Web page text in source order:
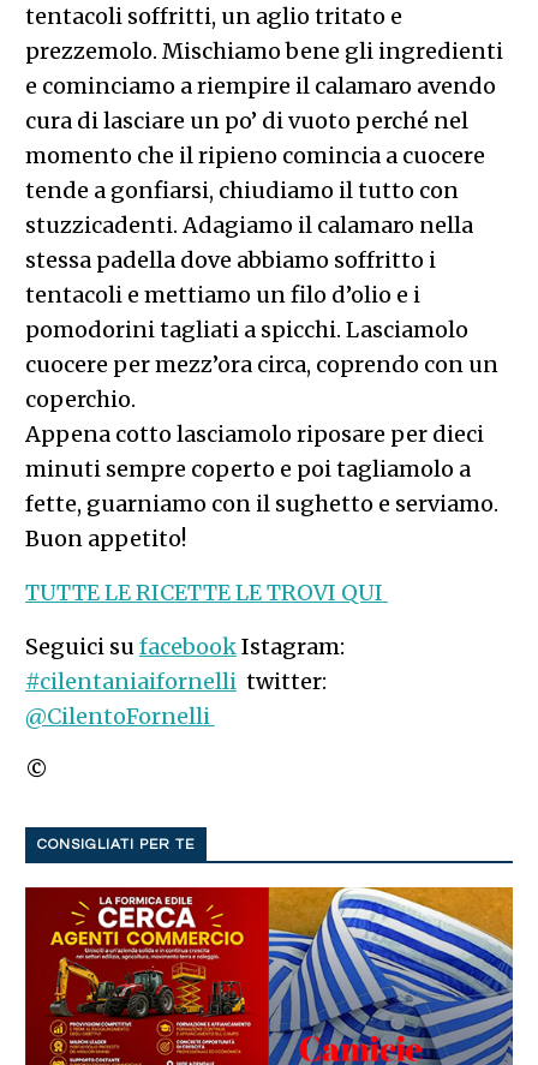
tentacoli soffritti, un aglio tritato e
prezzemolo. Mischiamo bene gli ingredienti
e cominciamo a riempire il calamaro avendo
cura di lasciare un po’ di vuoto perché nel
momento che il ripieno comincia a cuocere
tende a gonfiarsi, chiudiamo il tutto con
stuzzicadenti. Adagiamo il calamaro nella
stessa padella dove abbiamo soffritto i
tentacoli e mettiamo un filo d’olio e i
pomodorini tagliati a spicchi. Lasciamolo
cuocere per mezz’ora circa, coprendo con un
coperchio.
Appena cotto lasciamolo riposare per dieci
minuti sempre coperto e poi tagliamolo a
fette, guarniamo con il sughetto e serviamo.
Buon appetito!
TUTTE LE RICETTE LE TROVI QUI
Seguici sufacebookIstagram:
#cilentaniaifornellitwitter:
@CilentoFornelli
©
CONSIGLIATI PER TE